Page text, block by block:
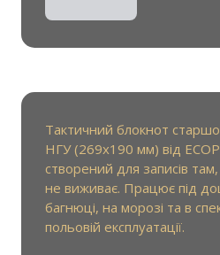
Тактичний блокнот
НГУ (269х190 мм) від
створений для записів
не виживає. Працює під
багнюці, на морозі та в
польовій експлуатації.